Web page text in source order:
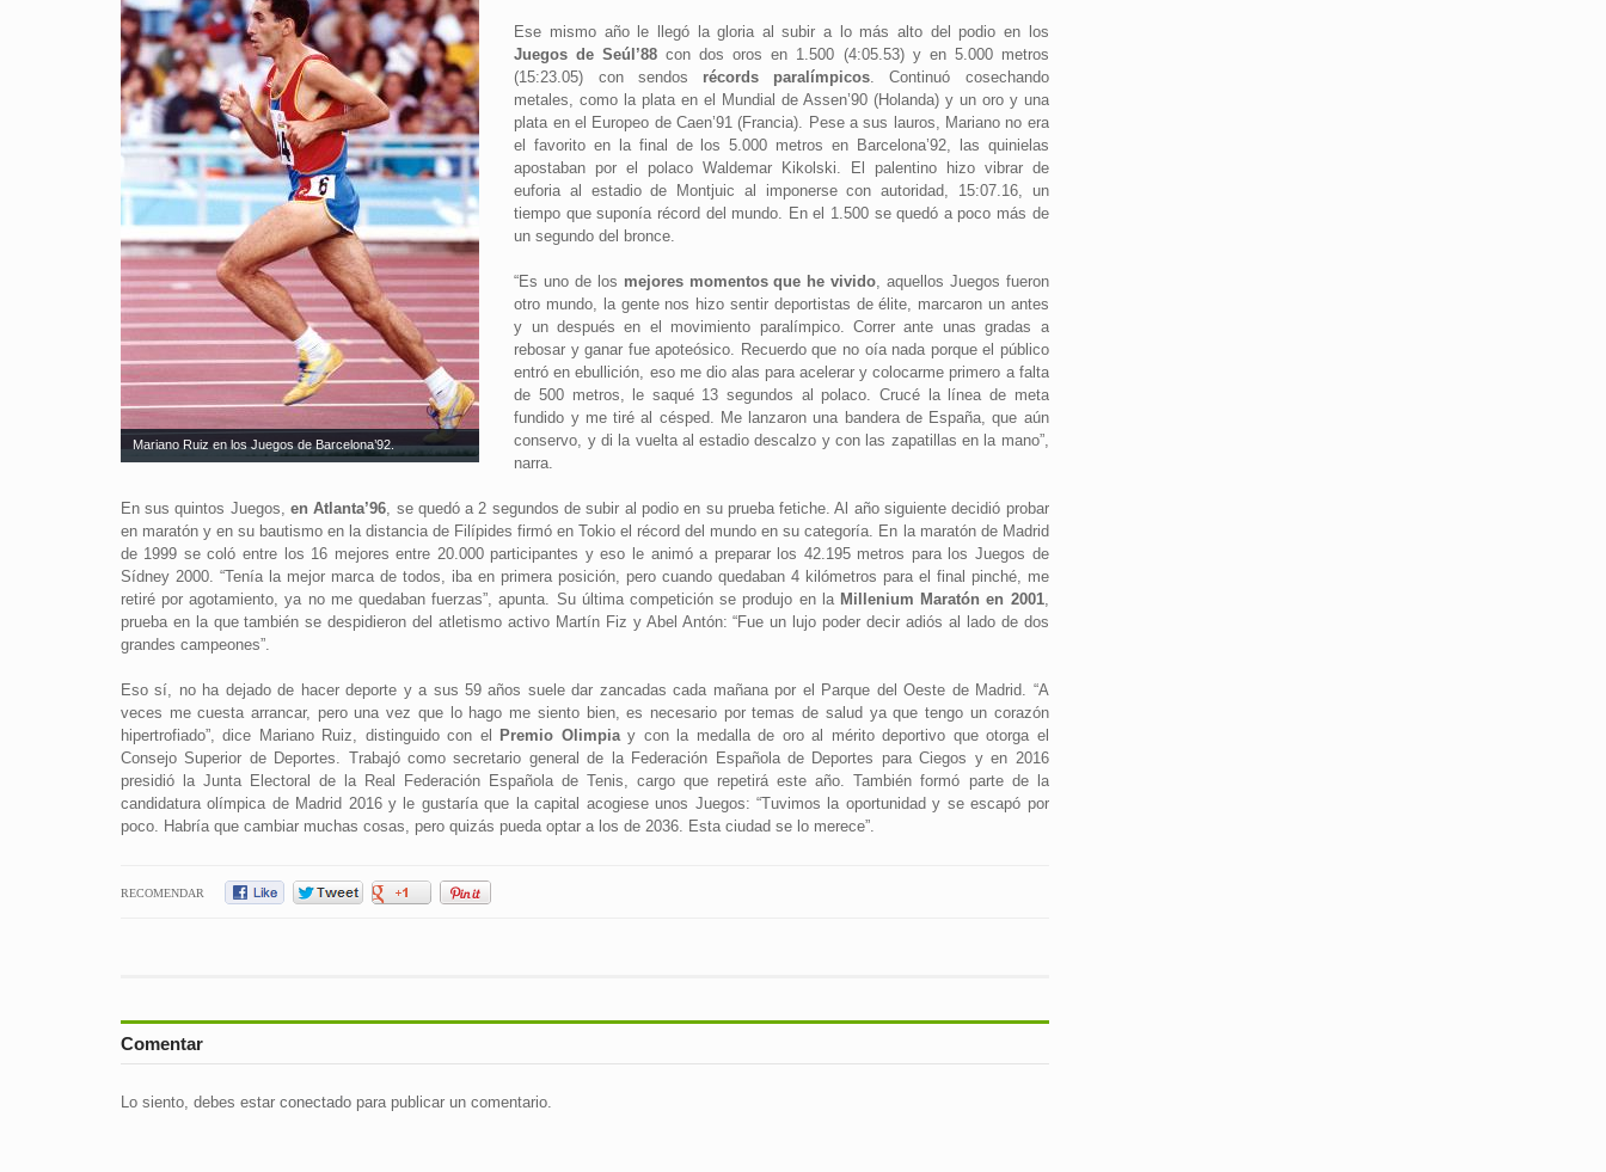
Mariano Ruiz en los Juegos de Barcelona’92.
Ese mismo año le llegó la gloria al subir a lo más alto del podio en los
Juegos de Seúl’88 con dos oros en 1.500 (4:05.53) y en 5.000 metros
(15:23.05) con sendos récords paralímpicos. Continuó cosechando
metales, como la plata en el Mundial de Assen’90 (Holanda) y un oro y una
plata en el Europeo de Caen’91 (Francia). Pese a sus lauros, Mariano no era
el favorito en la final de los 5.000 metros en Barcelona’92, las quinielas
apostaban por el polaco Waldemar Kikolski. El palentino hizo vibrar de
euforia al estadio de Montjuic al imponerse con autoridad, 15:07.16, un
tiempo que suponía récord del mundo. En el 1.500 se quedó a poco más de
un segundo del bronce.
“Es uno de los mejores momentos que he vivido, aquellos Juegos fueron
otro mundo, la gente nos hizo sentir deportistas de élite, marcaron un antes
y un después en el movimiento paralímpico. Correr ante unas gradas a
rebosar y ganar fue apoteósico. Recuerdo que no oía nada porque el público
entró en ebullición, eso me dio alas para acelerar y colocarme primero a falta
de 500 metros, le saqué 13 segundos al polaco. Crucé la línea de meta
fundido y me tiré al césped. Me lanzaron una bandera de España, que aún
conservo, y di la vuelta al estadio descalzo y con las zapatillas en la mano”,
narra.
En sus quintos Juegos, en Atlanta’96, se quedó a 2 segundos de subir al podio en su prueba fetiche. Al año siguiente decidió probar
en maratón y en su bautismo en la distancia de Filípides firmó en Tokio el récord del mundo en su categoría. En la maratón de Madrid
de 1999 se coló entre los 16 mejores entre 20.000 participantes y eso le animó a preparar los 42.195 metros para los Juegos de
Sídney 2000. “Tenía la mejor marca de todos, iba en primera posición, pero cuando quedaban 4 kilómetros para el final pinché, me
retiré por agotamiento, ya no me quedaban fuerzas”, apunta. Su última competición se produjo en la Millenium Maratón en 2001,
prueba en la que también se despidieron del atletismo activo Martín Fiz y Abel Antón: “Fue un lujo poder decir adiós al lado de dos
grandes campeones”.
Eso sí, no ha dejado de hacer deporte y a sus 59 años suele dar zancadas cada mañana por el Parque del Oeste de Madrid. “A
veces me cuesta arrancar, pero una vez que lo hago me siento bien, es necesario por temas de salud ya que tengo un corazón
hipertrofiado”, dice Mariano Ruiz, distinguido con el
Premio Olimpiay con la medalla de oro al mérito deportivo que otorga el
Consejo Superior de Deportes. Trabajó como secretario general de la Federación Española de Deportes para Ciegos y en 2016
presidió la Junta Electoral de la Real Federación Española de Tenis, cargo que repetirá este año. También formó parte de la
candidatura olímpica de Madrid 2016 y le gustaría que la capital acogiese unos Juegos: “Tuvimos la oportunidad y se escapó por
poco. Habría que cambiar muchas cosas, pero quizás pueda optar a los de 2036. Esta ciudad se lo merece”.
RECOMENDAR
Comentar
Lo siento, debes estar conectadopara publicar un comentario.